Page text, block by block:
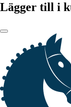
Lägger till i